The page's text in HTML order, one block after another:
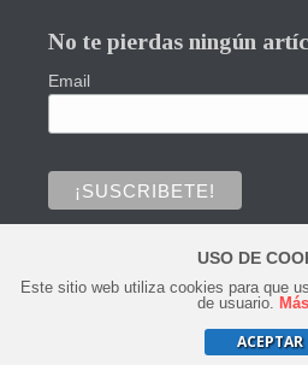
No te pierdas ningún
Email
Copyright © 2020 Todos los
USO DE
Este sitio web utiliza cookies para que
de usuario.
ACEPTAR